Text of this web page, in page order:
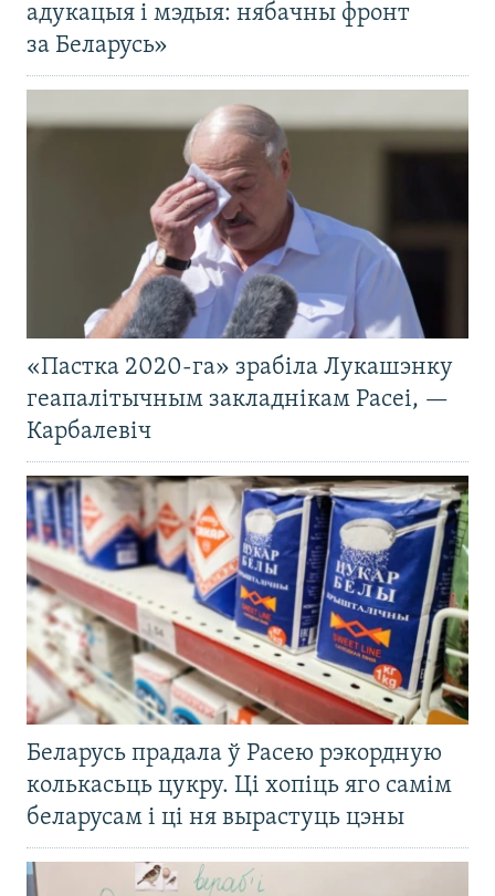
адукацыя і мэдыя: нябачны фронт
за Беларусь»
«Пастка 2020-га» зрабіла Лукашэнку
геапалітычным закладнікам Расеі, —
Карбалевіч
Беларусь прадала ў Расею рэкордную
колькасьць цукру. Ці хопіць яго самім
беларусам і ці ня вырастуць цэны